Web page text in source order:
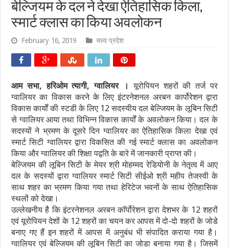
बेल्जियम के दल ने देखा ऐतिहासिक किला,
स्मार्ट क्लास का किया अवलोकन
February 16, 2019 मध्य प्रदेश
आम सभा, हरिओम त्यागी, ग्वालियर । यूरोपियन शहरों की तर्ज पर
ग्वालियर का विकास करने के लिए इंटरनेशनल अरबन कार्पोरेशन द्वारा
विकास कार्यों की स्टडी के लिए 12 सदस्यीय दल बेल्जियम के लूबिन सिटी
से ग्वालियर आया तथा विभिन्न विकास कार्यों के अवलोकन किया। दल के
सदस्यों ने भ्रमण के दूसरे दिन ग्वालियर का ऐतिहासिक किला देखा एवं
स्मार्ट सिटी ग्वालियर द्वारा विकसित की गई स्मार्ट क्लास का अवलोकन
किया और ग्वालियर की शिक्षा पद्वति के बारे में जानकारी प्राप्त की।
बेल्जियम की लूबिन सिटी के मेयर श्री मोहम्मद रेडियोनी के नेतृत्व में आए
दल के सदस्यों द्वारा ग्वालियर स्मार्ट सिटी सीईओ श्री महीप तेजस्वी के
साथ शहर का भ्रमण किया गया तथा हेरिटेज भवनों के साथ ऐतिहासिक
स्थलों को देखा।
उल्लेखनीय है कि इंटरनेशनल अरबन काॅर्पोरेशन द्वारा देशभर के 12 शहरों
एवं यूरोपियन देशों के 12 शहरों का चयन कर आपस में दो-दो शहरों के जोडे
बनाए गए हैं इन शहरों में आपस में अनुबंध भी संपादित कराया गया है।
ग्वालियर एवं बेल्जियम की लूबिन सिटी का जोडा बनाया गया है। जिसमें